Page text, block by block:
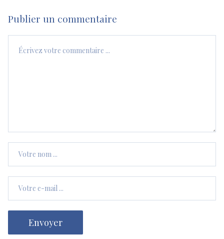
Publier un commentaire